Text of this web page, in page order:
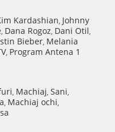
Kardashian, Johnny
, Dana Rogoz, Dani Otil,
Bieber, Melania
, Program Antena 1
, Machiaj, Sani,
, Machiaj ochi,